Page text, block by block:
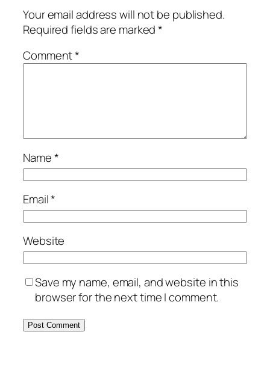
Your email address will not be published.
Required fields are marked*
Comment*
Name*
Email*
Website
Save my name, email, and website in this
browser for the next time I comment.